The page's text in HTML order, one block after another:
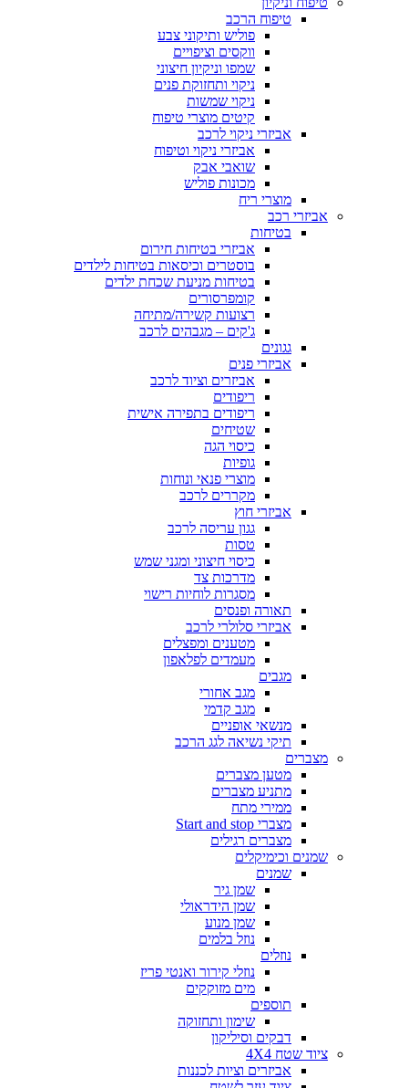
טיפוח הרכב
פוליש ותיקוני צבע
ווקסים וציפויים
שמפו וניקיון חיצוני
ניקוי ותחזוקת פנים
ניקוי שמשות
קיטים מוצרי טיפוח
אביזרי ניקוי לרכב
אביזרי ניקוי וטיפוח
שואבי אבק
מכונות פוליש
מוצרי ריח
אביזרי רכב
בטיחות
אביזרי בטיחות חירום
בוסטרים וכיסאות בטיחות לילדים
בטיחות מניעת שכחת ילדים
קומפרסורים
רצועות קשירה/מתיחה
ג'קים – מגבהים לרכב
גגונים
אביזרי פנים
אביזרים וציוד לרכב
ריפודים
ריפודים בתפירה אישית
שטיחים
כיסוי הגה
גופיות
מוצרי פנאי ונוחות
מקררים לרכב
אביזרי חוץ
גגון עריסה לרכב
טסות
כיסוי חיצוני ומגני שמש
מדרכות צד
מסגרות לוחיות רישוי
תאורה ופנסים
אביזרי סלולרי לרכב
מטענים ומפצלים
מעמדים לפלאפון
מגבים
מגב אחורי
מגב קדמי
מנשאי אופניים
תיקי נשיאה לגג הרכב
מצברים
מטען מצברים
מתניע מצברים
ממירי מתח
מצברי Start and stop
מצברים רגילים
שמנים וכימיקלים
שמנים
שמן גיר
שמן הידראולי
שמן מנוע
נוזל בלמים
נוזלים
נוזלי קירור ואנטי פריז
מים מזוקקים
תוספים
שימון ותחזוקה
דבקים וסיליקון
ציוד שטח 4X4
אביזרים וציות לכננות